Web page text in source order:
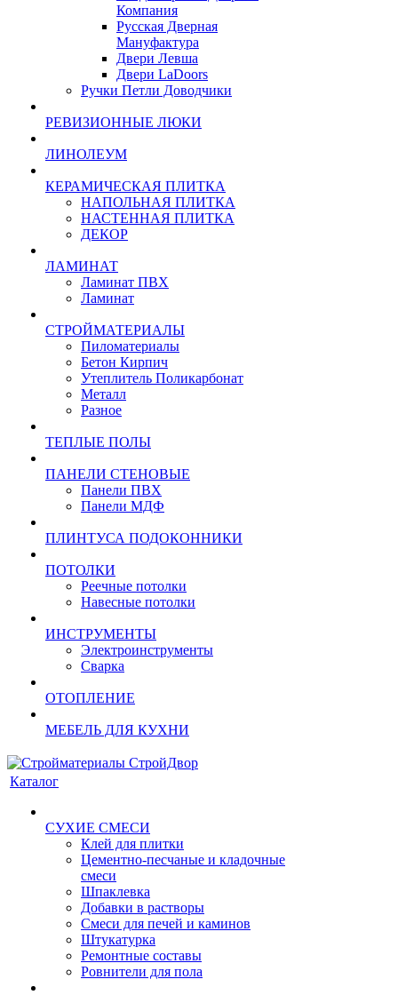
Компания
Русская Дверная
Мануфактура
Двери Левша
Двери LaDoors
Ручки Петли Доводчики
РЕВИЗИОННЫЕ ЛЮКИ
ЛИНОЛЕУМ
КЕРАМИЧЕСКАЯ ПЛИТКА
НАПОЛЬНАЯ ПЛИТКА
НАСТЕННАЯ ПЛИТКА
ДЕКОР
ЛАМИНАТ
Ламинат ПВХ
Ламинат
СТРОЙМАТЕРИАЛЫ
Пиломатериалы
Бетон Кирпич
Утеплитель Поликарбонат
Металл
Разное
ТЕПЛЫЕ ПОЛЫ
ПАНЕЛИ СТЕНОВЫЕ
Панели ПВХ
Панели МДФ
ПЛИНТУСА ПОДОКОННИКИ
ПОТОЛКИ
Реечные потолки
Навесные потолки
ИНСТРУМЕНТЫ
Электроинструменты
Сварка
ОТОПЛЕНИЕ
МЕБЕЛЬ ДЛЯ КУХНИ
Каталог
СУХИЕ СМЕСИ
Клей для плитки
Цементно-песчаные и кладочные
смеси
Шпаклевка
Добавки в растворы
Смеси для печей и каминов
Штукатурка
Ремонтные составы
Ровнители для пола